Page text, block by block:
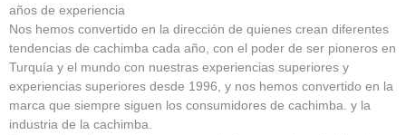
años de experiencia
Nos hemos convertido en la dirección de quienes crean diferentes
tendencias de cachimba cada año, con el poder de ser pioneros en
Turquía y el mundo con nuestras experiencias superiores y
experiencias superiores desde 1996, y nos hemos convertido en la
marca que siempre siguen los consumidores de cachimba. y la
industria de la cachimba.